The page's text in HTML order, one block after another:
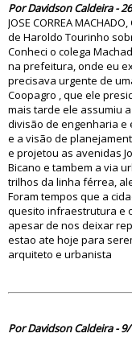
Por Davidson Caldeira -
JOSE CORREA
de Haroldo Tourinho
Conheci o colega
na prefeitura, onde eu
precisava urgente de
Coopagro , que ele
mais tarde ele assumiu
divisão de engenharia e
e a visão de
e projetou as avenidas
Bicano e tambem a via
trilhos da linha férrea,
Foram tempos que a
quesito infraestrutura e
apesar de nos deixar
estao ate hoje para
arquiteto e urbanista
Por Davidson Caldeira -